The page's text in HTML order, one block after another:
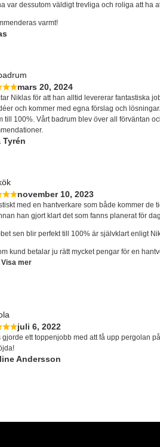
var dessutom väldigt trevliga och roliga att ha
varmt!
mars 20, 2024
Niklas för att han alltid levererar fantastiska
och kommer med egna förslag och
till 100%. Vårt badrum blev över all förväntan
Tyrén
november 10, 2023
med en hantverkare som både kommer de
han gjort klart det som fanns planerat för
sen blir perfekt till 100% är självklart enligt
kund betalar ju rätt mycket pengar för en
Visa mer
juli 6, 2022
gjorde ett toppenjobb med att få upp pergolan
Andersson